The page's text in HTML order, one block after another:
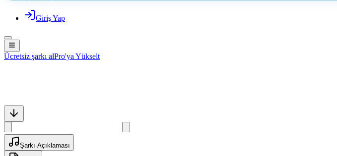
Giriş Yap
Ücretsiz şarkı alPro'ya Yükselt
Şarkı Açıklaması